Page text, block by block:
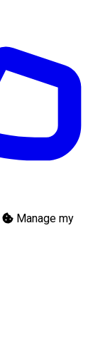
Manage my